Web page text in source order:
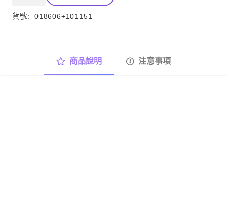
型
浴
貨號: 018606+101151
商品說明 注意事項